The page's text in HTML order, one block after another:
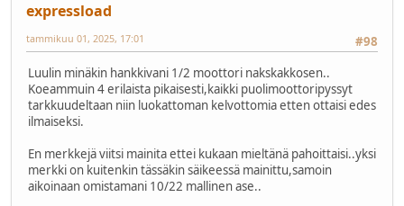
expressload
#98
tammikuu 01, 2025, 17:01
Luulin minäkin hankkivani 1/2 moottori nakskakkosen..
Koeammuin 4 erilaista pikaisesti,kaikki puolimoottoripyssyt
tarkkuudeltaan niin luokattoman kelvottomia etten ottaisi edes
ilmaiseksi.
En merkkejä viitsi mainita ettei kukaan mieltänä pahoittaisi..yksi
merkki on kuitenkin tässäkin säikeessä mainittu,samoin
aikoinaan omistamani 10/22 mallinen ase..